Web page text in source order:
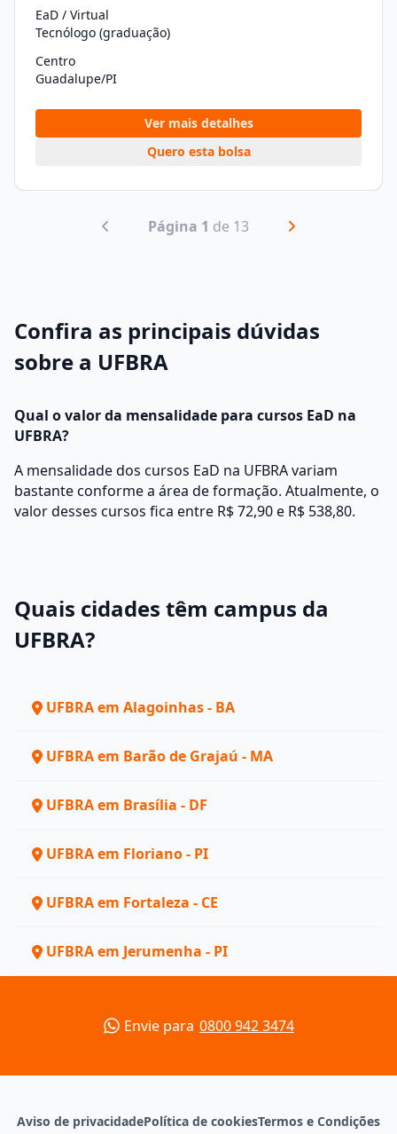
EaD / Virtual
Tecnólogo (graduação)
Centro
Guadalupe/PI
Ver mais detalhes
Quero esta bolsa
Página 1 de 13
Confira as principais dúvidas
sobre a UFBRA
Qual o valor da mensalidade para cursos EaD na
UFBRA?
A mensalidade dos cursos EaD na UFBRA variam
bastante conforme a área de formação. Atualmente, o
valor desses cursos fica entre R$ 72,90 e R$ 538,80.
Quais cidades têm campus da
UFBRA?
UFBRA em Alagoinhas - BA
UFBRA em Barão de Grajaú - MA
UFBRA em Brasília - DF
UFBRA em Floriano - PI
UFBRA em Fortaleza - CE
UFBRA em Jerumenha - PI
Envie para 0800 942 3474
Aviso de privacidadePolítica de cookiesTermos e Condições